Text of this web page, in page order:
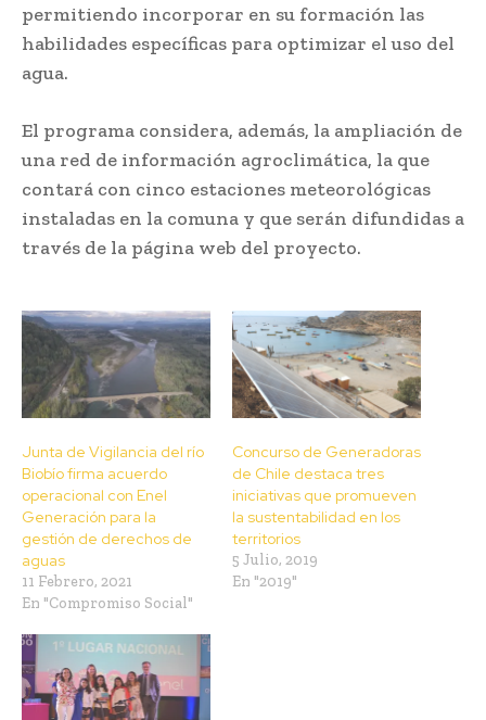
permitiendo incorporar en su formación las
habilidades específicas para optimizar el uso del
agua.
El programa considera, además, la ampliación de
una red de información agroclimática, la que
contará con cinco estaciones meteorológicas
instaladas en la comuna y que serán difundidas a
través de la página web del proyecto.
Junta de Vigilancia del río
Biobío firma acuerdo
operacional con Enel
Generación para la
gestión de derechos de
aguas
11 Febrero, 2021
En "Compromiso Social"
Concurso de Generadoras
de Chile destaca tres
iniciativas que promueven
la sustentabilidad en los
territorios
5 Julio, 2019
En "2019"